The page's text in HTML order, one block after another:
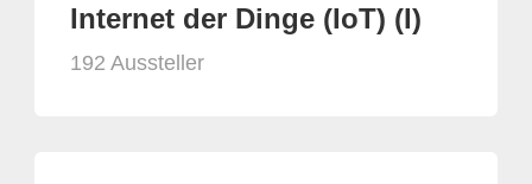
Internet der Dinge (IoT) (I)
192 Aussteller